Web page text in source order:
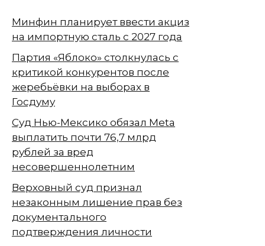
Минфин планирует ввести акциз
на импортную сталь с 2027 года
Партия «Яблоко» столкнулась с
критикой конкурентов после
жеребьёвки на выборах в
Госдуму
Суд Нью-Мексико обязал Meta
выплатить почти 76,7 млрд
рублей за вред
несовершеннолетним
Верховный суд признал
незаконным лишение прав без
документального
подтверждения личности